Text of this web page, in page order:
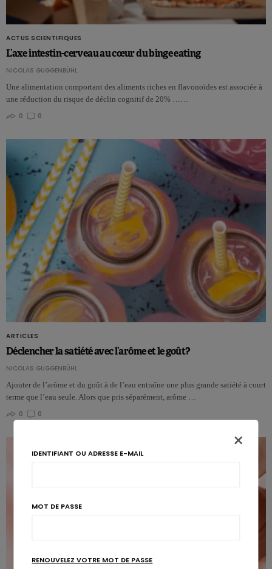
ACTUS SCIENTIFIQUES
L’axe intestin-cerveau au cœur du binge eating
NICOLAS GUGGENBÜHL
Une alimentation comportant des aliments riches en flavonoïdes est associée à
une réduction du risque de déclin cognitif de 20% ……
0
0
ARTICLES
Déclencher la satiété avec l’arôme et le goût?
NICOLAS GUGGENBÜHL
Ajouter de l’arôme et du goût à de l’eau entraîne une plus grande satiété à court
terme que l’eau seule. Alors que pris séparément, arôme …
0
0
×
IDENTIFIANT OU ADRESSE E-MAIL
MOT DE PASSE
RENOUVELEZ VOTRE MOT DE PASSE